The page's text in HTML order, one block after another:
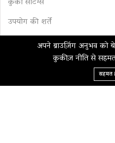
उपयोग की शर्तें
संपादकीय नीतिअपने ब्राउज़िंग अनुभव को
कुकीज़ नीति से
सहमत